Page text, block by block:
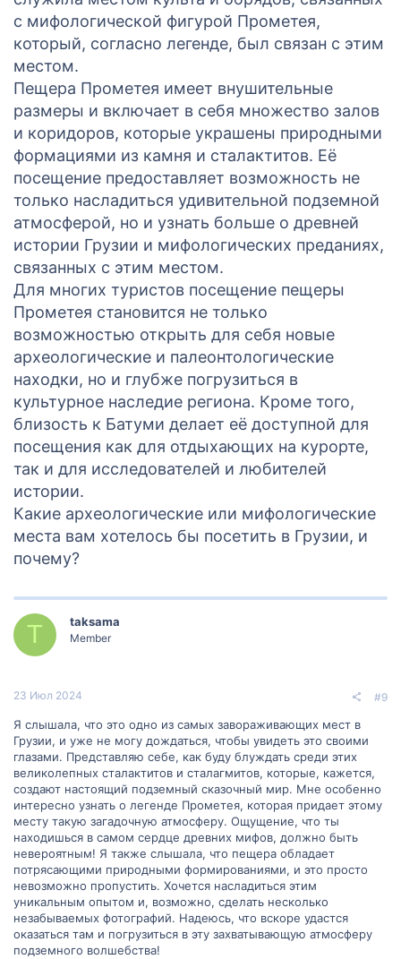
с мифологической фигурой Прометея,
который, согласно легенде, был связан с этим
местом.
Пещера Прометея имеет внушительные
размеры и включает в себя множество залов
и коридоров, которые украшены природными
формациями из камня и сталактитов. Её
посещение предоставляет возможность не
только насладиться удивительной подземной
атмосферой, но и узнать больше о древней
истории Грузии и мифологических преданиях,
связанных с этим местом.
Для многих туристов посещение пещеры
Прометея становится не только
возможностью открыть для себя новые
археологические и палеонтологические
находки, но и глубже погрузиться в
культурное наследие региона. Кроме того,
близость к Батуми делает её доступной для
посещения как для отдыхающих на курорте,
так и для исследователей и любителей
истории.
Какие археологические или мифологические
места вам хотелось бы посетить в Грузии, и
почему?
T taksama
Member
23 Июл 2024 #9
Я слышала, что это одно из самых завораживающих мест в
Грузии, и уже не могу дождаться, чтобы увидеть это своими
глазами. Представляю себе, как буду блуждать среди этих
великолепных сталактитов и сталагмитов, которые, кажется,
создают настоящий подземный сказочный мир. Мне особенно
интересно узнать о легенде Прометея, которая придает этому
месту такую загадочную атмосферу. Ощущение, что ты
находишься в самом сердце древних мифов, должно быть
невероятным! Я также слышала, что пещера обладает
потрясающими природными формированиями, и это просто
невозможно пропустить. Хочется насладиться этим
уникальным опытом и, возможно, сделать несколько
незабываемых фотографий. Надеюсь, что вскоре удастся
оказаться там и погрузиться в эту захватывающую атмосферу
подземного волшебства!